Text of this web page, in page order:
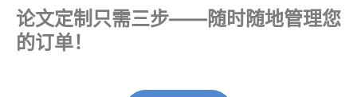
论文定制只需三步——随时随地管理您
的订单！